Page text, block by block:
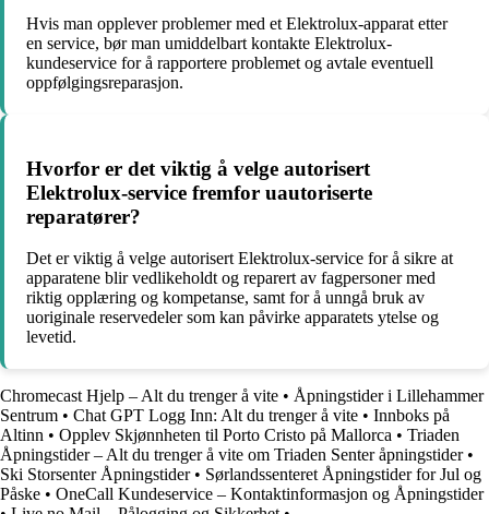
Hvis man opplever problemer med et Elektrolux-apparat etter
en service, bør man umiddelbart kontakte Elektrolux-
kundeservice for å rapportere problemet og avtale eventuell
oppfølgingsreparasjon.
Hvorfor er det viktig å velge autorisert
Elektrolux-service fremfor uautoriserte
reparatører?
Det er viktig å velge autorisert Elektrolux-service for å sikre at
apparatene blir vedlikeholdt og reparert av fagpersoner med
riktig opplæring og kompetanse, samt for å unngå bruk av
uoriginale reservedeler som kan påvirke apparatets ytelse og
levetid.
Chromecast Hjelp – Alt du trenger å vite • Åpningstider i Lillehammer
Sentrum • Chat GPT Logg Inn: Alt du trenger å vite • Innboks på
Altinn • Opplev Skjønnheten til Porto Cristo på Mallorca • Triaden
Åpningstider – Alt du trenger å vite om Triaden Senter åpningstider•
Ski Storsenter Åpningstider• Sørlandssenteret Åpningstider for Jul og
Påske • OneCall Kundeservice – Kontaktinformasjon og Åpningstider